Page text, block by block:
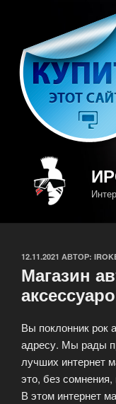
содержимому
ОПУБЛИКОВАНО
12.11.2021 АВТОР:
Магазин
Вы поклонник рок
адресу. Мы рады
лучших интернет
это, без
В этом интернет